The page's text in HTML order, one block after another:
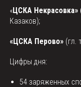
«ЦСКА Некрасовка»
Казаков);
«ЦСКА Перово» (гл.
Цифры дня:
54 заряженных